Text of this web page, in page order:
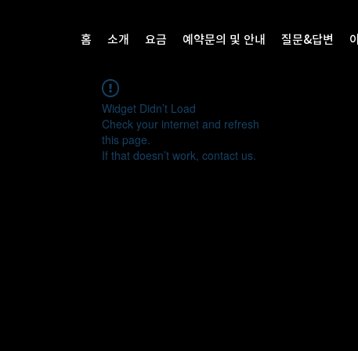
홈 소개 요금 예약문의 및 안내 질문&답변
Widget Didn’t Load
Check your internet and refresh
this page.
If that doesn’t work, contact us.